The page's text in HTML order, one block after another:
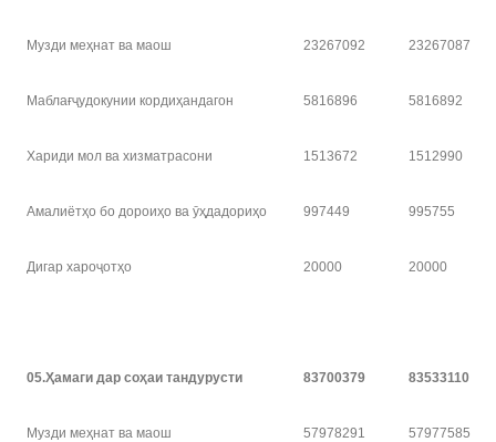
Музди меҳнат ва маош 23267092 23267087
Маблағҷудокунии кордиҳандагон 5816896 5816892
Хариди мол ва хизматрасони 1513672 1512990
Амалиётҳо бо дороиҳо ва ӯҳдадориҳо 997449 995755
Дигар хароҷотҳо 20000 20000
05.Ҳамаги дар соҳаи тандурусти 83700379 83533110
Музди меҳнат ва маош 57978291 57977585